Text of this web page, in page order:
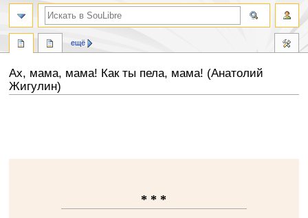
Ах, мама, мама! Как ты пела, мама! (Анатолий
Жигулин)
* * *
ещё